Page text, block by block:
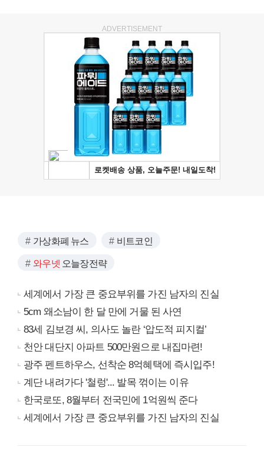
ADVERTISEMENT
가상화폐 뉴스 비트코인
와우넷 오늘장전략
세계에서 가장 큰 중요부위를 가진 남자의 진실
5cm 왜소남이 한 달 만에 거물 된 사연
83세 김보경 씨, 의사도 놀란 ‘압도적 피지컬’
천안 대단지 아파트 500만원으로 내집마련!
광주 펜트하우스, 선착순 8억혜택에 즉시입주!
계단 내려가다 '철렁'... 발목 꺾이는 이유
한국로또, 8월부터 전국민에 1억원씩 준다
세계에서 가장 큰 중요부위를 가진 남자의 진실